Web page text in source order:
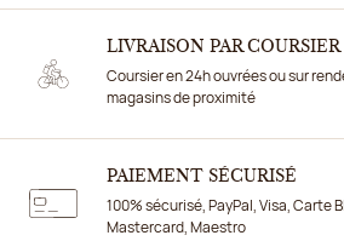
LIVRAISON PAR COURSIER
Coursier en 24h ouvrées ou sur
magasins de proximité
PAIEMENT SÉCURISÉ
100% sécurisé, PayPal, Visa, Carte
Mastercard, Maestro